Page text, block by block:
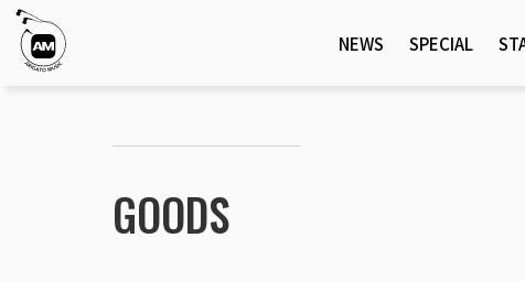
NEWS SPECIAL
GOODS